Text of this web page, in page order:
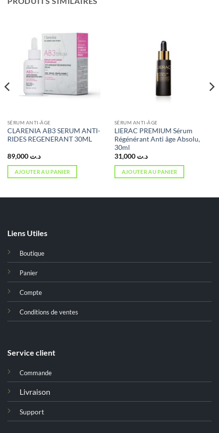
SÉRUM ANTI-ÂGE
CLARENIA AB3 SERUM ANTI-
RIDES REGENERANT 30ML
د.ت 89,000
AJOUTER AU PANIER
SÉRUM ANTI-ÂGE
LIERAC PREMIUM Sérum
Régénérant Anti âge Absolu,
30ml
د.ت 31,000
AJOUTER AU PANIER
Liens Utiles
Boutique
Panier
Compte
Conditions de ventes
Service client
Commande
Livraison
Support